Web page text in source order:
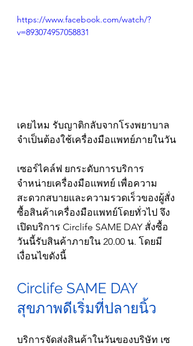
https://www.facebook.com/watch/?
v=893074957058831
เคยไหม รับญาติกลับจากโรงพยาบาล
จำเป็นต้องใช้เครื่องมือแพทย์ภายในวัน
เซอร์ไคล์ฟ ยกระดับการบริการ
จำหน่ายเครื่องมือแพทย์ เพื่อความ
สะดวกสบายและความรวดเร็วของผู้สั่ง
ซื้อสินค้าเครื่องมือแพทย์โดยทั่วไป จึง
เปิดบริการ Circlife SAME DAY สั่งซื้อ
วันนี้รับสินค้าภายใน 20.00 น. โดยมี
เงื่อนไขดังนี้
Circlife SAME DAY
สุขภาพดีเริ่มที่ปลายนิ้ว
บริการจัดส่งสินค้าในวันของบริษัท เซ